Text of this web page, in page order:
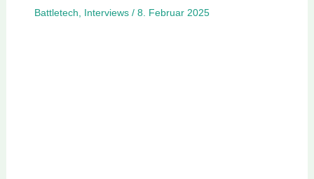
Battletech Interviews/ 8. Februar 2025